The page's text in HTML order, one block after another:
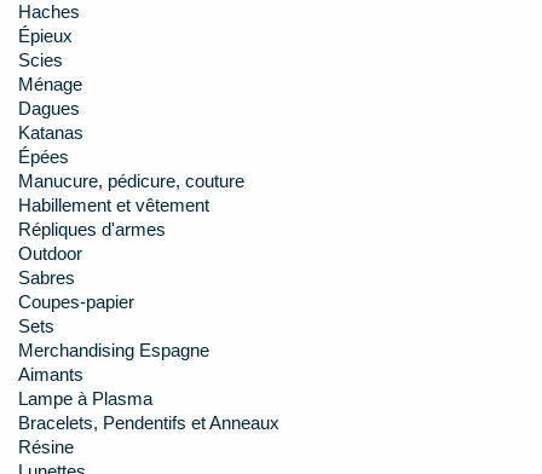
Haches
Épieux
Scies
Ménage
Dagues
Katanas
Épées
Manucure, pédicure, couture
Habillement et vêtement
Répliques d'armes
Outdoor
Sabres
Coupes-papier
Sets
Merchandising Espagne
Aimants
Lampe à Plasma
Bracelets, Pendentifs et Anneaux
Résine